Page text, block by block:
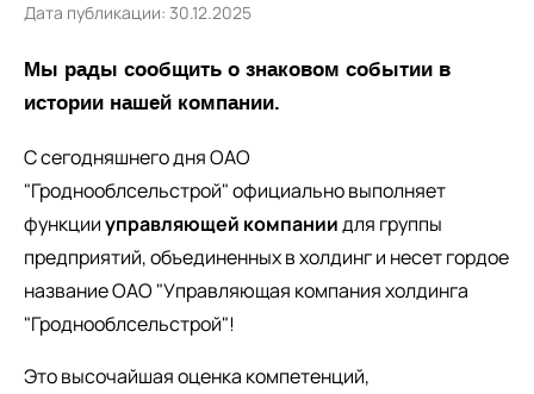
Дата публикации: 30.12.2025
Мы рады сообщить о знаковом событии в
истории нашей компании.
С сегодняшнего дня ОАО
"Гроднооблсельстрой" официально выполняет
функцииуправляющей компаниидля группы
предприятий, объединенных в холдинг и несет гордое
название ОАО "Управляющая компания холдинга
"Гроднооблсельстрой"!
Это высочайшая оценка компетенций,